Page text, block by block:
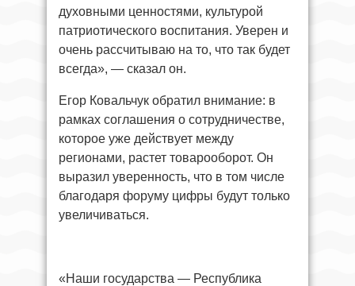
духовными ценностями, культурой
патриотического воспитания. Уверен и
очень рассчитываю на то, что так будет
всегда», — сказал он.
Егор Ковальчук обратил внимание: в
рамках соглашения о сотрудничестве,
которое уже действует между
регионами, растет товарооборот. Он
выразил уверенность, что в том числе
благодаря форуму цифры будут только
увеличиваться.
«Наши государства — Республика